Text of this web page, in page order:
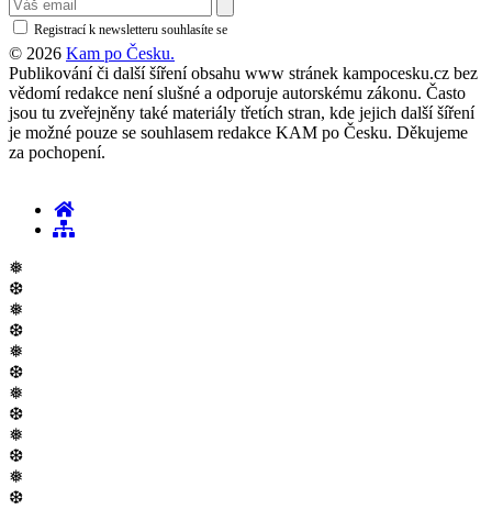
Registrací k newsletteru souhlasíte se
© 2026 Kam po Česku.
Publikování či další šíření obsahu www stránek kampocesku.cz bez
vědomí redakce není slušné a odporuje autorskému zákonu. Často
jsou tu zveřejněny také materiály třetích stran, kde jejich další šíření
je možné pouze se souhlasem redakce KAM po Česku. Děkujeme
za pochopení.
❅
❆
❅
❆
❅
❆
❅
❆
❅
❆
❅
❆